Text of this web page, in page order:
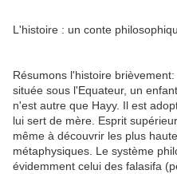
L'histoire : un conte
Résumons l'histoire
située sous l'Equateur, un
n'est autre que Hayy. Il est
lui sert de mère. Esprit
même à découvrir les plus
métaphysiques. Le système
évidemment celui des falasifa